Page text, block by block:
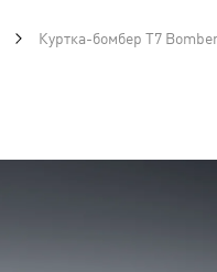
Куртка-бомбер T7